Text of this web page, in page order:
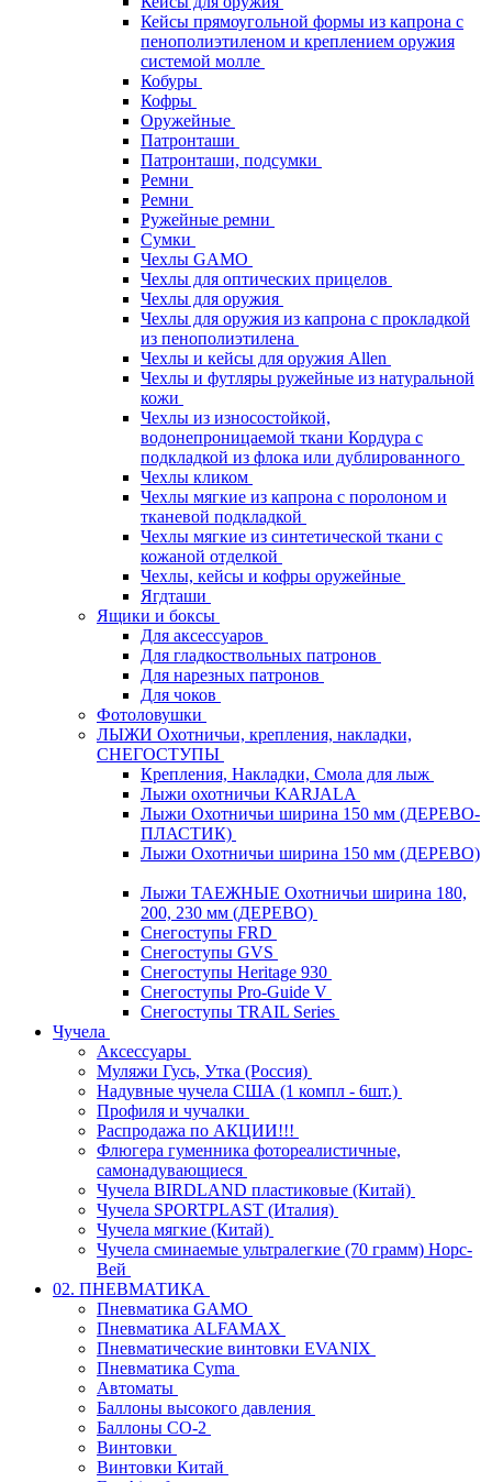
Кейсы прямоугольной формы из капрона с
пенополиэтиленом и креплением оружия
системой молле
Кобуры
Кофры
Оружейные
Патронташи
Патронташи, подсумки
Ремни
Ремни
Ружейные ремни
Сумки
Чехлы GAMO
Чехлы для оптических прицелов
Чехлы для оружия
Чехлы для оружия из капрона с прокладкой
из пенополиэтилена
Чехлы и кейсы для оружия Allen
Чехлы и футляры ружейные из натуральной
кожи
Чехлы из износостойкой,
водонепроницаемой ткани Кордура с
подкладкой из флока или дублированного
Чехлы кликом
Чехлы мягкие из капрона с поролоном и
тканевой подкладкой
Чехлы мягкие из синтетической ткани с
кожаной отделкой
Чехлы, кейсы и кофры оружейные
Ягдташи
Ящики и боксы
Для аксессуаров
Для гладкоствольных патронов
Для нарезных патронов
Для чоков
Фотоловушки
ЛЫЖИ Охотничьи, крепления, накладки,
СНЕГОСТУПЫ
Крепления, Накладки, Смола для лыж
Лыжи охотничьи KARJALA
Лыжи Охотничьи ширина 150 мм (ДЕРЕВО-
ПЛАСТИК)
Лыжи Охотничьи ширина 150 мм (ДЕРЕВО)
Лыжи ТАЕЖНЫЕ Охотничьи ширина 180,
200, 230 мм (ДЕРЕВО)
Снегоступы FRD
Снегоступы GVS
Снегоступы Heritage 930
Снегоступы Pro-Guide V
Снегоступы TRAIL Series
Чучела
Аксессуары
Муляжи Гусь, Утка (Россия)
Надувные чучела США (1 компл - 6шт.)
Профиля и чучалки
Распродажа по АКЦИИ!!!
Флюгера гуменника фотореалистичные,
самонадувающиеся
Чучела BIRDLAND пластиковые (Китай)
Чучела SPORTPLAST (Италия)
Чучела мягкие (Китай)
Чучела сминаемые ультралегкие (70 грамм) Норс-
Вей
02. ПНЕВМАТИКА
Пневматика GAMO
Пневматика ALFAMAX
Пневматические винтовки EVANIX
Пневматика Cyma
Автоматы
Баллоны высокого давления
Баллоны СО-2
Винтовки
Винтовки Китай